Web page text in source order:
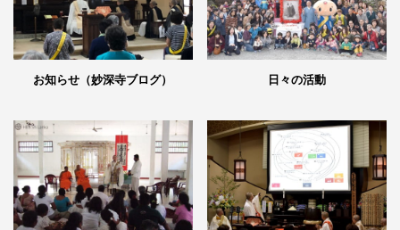
お知らせ（妙深寺ブログ） 日々の活動